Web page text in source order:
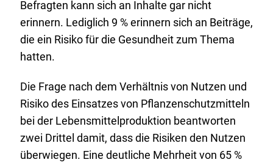
Befragten kann sich an Inhalte gar nicht
erinnern. Lediglich 9 % erinnern sich an Beiträge,
die ein Risiko für die Gesundheit zum Thema
hatten.
Die Frage nach dem Verhältnis von Nutzen und
Risiko des Einsatzes von Pflanzenschutzmitteln
bei der Lebensmittelproduktion beantworten
zwei Drittel damit, dass die Risiken den Nutzen
überwiegen. Eine deutliche Mehrheit von 65 %